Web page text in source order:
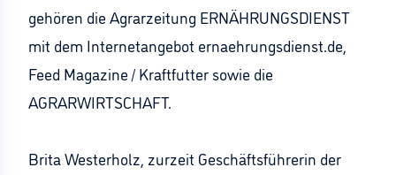
gehören die Agrarzeitung ERNÄHRUNGSDIENST
mit dem Internetangebot ernaehrungsdienst.de,
Feed Magazine / Kraftfutter sowie die
AGRARWIRTSCHAFT.
Brita Westerholz, zurzeit Geschäftsführerin der